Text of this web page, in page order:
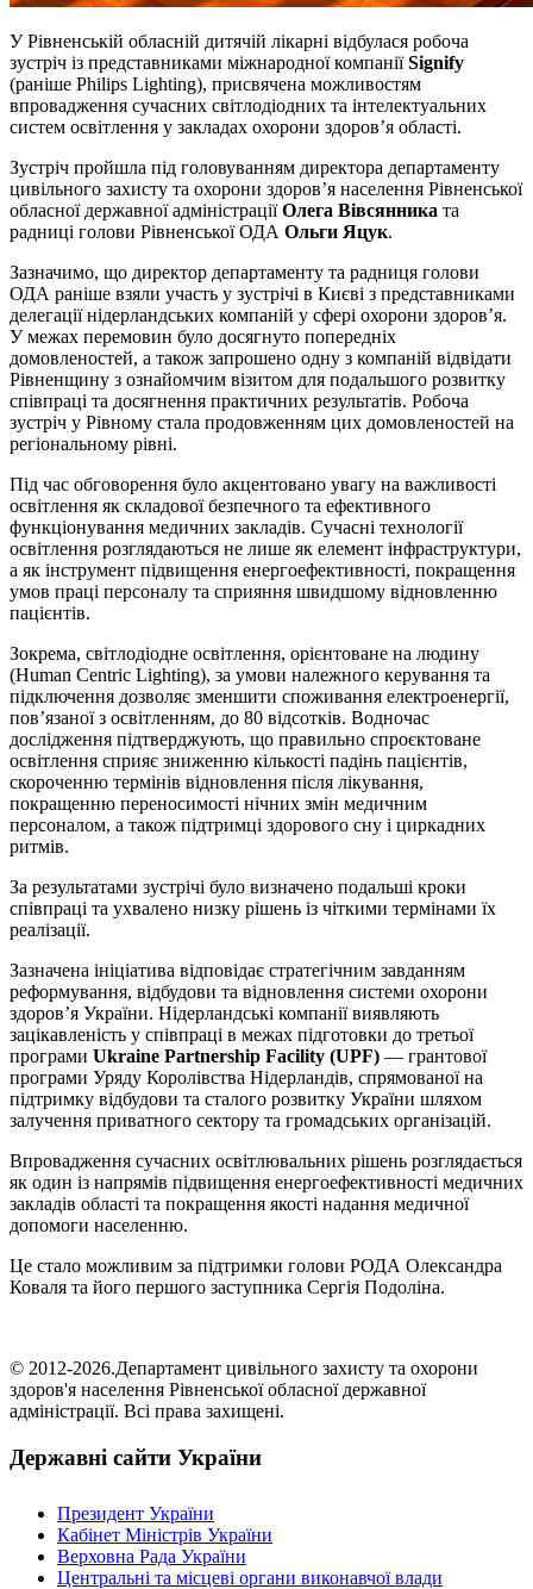
У Рівненській обласній дитячій лікарні відбулася робоча
зустріч із представниками міжнародної компаніїSignify
(раніше Philips Lighting), присвячена можливостям
впровадження сучасних світлодіодних та інтелектуальних
систем освітлення у закладах охорони здоров’я області.
Зустріч пройшла під головуванням директора департаменту
цивільного захисту та охорони здоров’я населення Рівненської
обласної державної адміністраціїОлега Вівсянника та
радниці голови Рівненської ОДА Ольги Яцук.
Зазначимо, що директор департаменту та радниця голови
ОДА раніше взяли участь у зустрічі в Києві з представниками
делегації нідерландських компаній у сфері охорони здоров’я.
У межах перемовин було досягнуто попередніх
домовленостей, а також запрошено одну з компаній відвідати
Рівненщину з ознайомчим візитом для подальшого розвитку
співпраці та досягнення практичних результатів. Робоча
зустріч у Рівному стала продовженням цих домовленостей на
регіональному рівні.
Під час обговорення було акцентовано увагу на важливості
освітлення як складової безпечного та ефективного
функціонування медичних закладів. Сучасні технології
освітлення розглядаються не лише як елемент інфраструктури,
а як інструмент підвищення енергоефективності, покращення
умов праці персоналу та сприяння швидшому відновленню
пацієнтів.
Зокрема, світлодіодне освітлення, орієнтоване на людину
(Human Centric Lighting), за умови належного керування та
підключення дозволяє зменшити споживання електроенергії,
пов’язаної з освітленням, до 80 відсотків. Водночас
дослідження підтверджують, що правильно спроєктоване
освітлення сприяє зниженню кількості падінь пацієнтів,
скороченню термінів відновлення після лікування,
покращенню переносимості нічних змін медичним
персоналом, а також підтримці здорового сну і циркадних
ритмів.
За результатами зустрічі було визначено подальші кроки
співпраці та ухвалено низку рішень із чіткими термінами їх
реалізації.
Зазначена ініціатива відповідає стратегічним завданням
реформування, відбудови та відновлення системи охорони
здоров’я України. Нідерландські компанії виявляють
зацікавленість у співпраці в межах підготовки до третьої
програми Ukraine Partnership Facility (UPF) — грантової
програми Уряду Королівства Нідерландів, спрямованої на
підтримку відбудови та сталого розвитку України шляхом
залучення приватного сектору та громадських організацій.
Впровадження сучасних освітлювальних рішень розглядається
як один із напрямів підвищення енергоефективності медичних
закладів області та покращення якості надання медичної
допомоги населенню.
Це стало можливим за підтримки голови РОДА Олександра
Коваля та його першого заступника Сергія Подоліна.
© 2012-2026.Департамент цивільного захисту та охорони
здоров'я населення Рівненської обласної державної
адміністрації. Всі права захищені.
Державні сайти України
Президент України
Кабінет Міністрів України
Верховна Рада України
Центральні та місцеві органи виконавчої влади